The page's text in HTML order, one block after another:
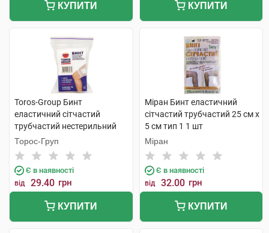
КУПИТИ КУПИТИ
Toros-Group Бинт
еластичний сітчастий
трубчастий нестерильний
25х5 см голова та стегно 1
шт
Торос-Груп
Є в наявності
від 29.40 грн
КУПИТИ
Міран Бинт еластичний
сітчастий трубчастий 25 см х
5 см тип 1 1 шт
Міран
Є в наявності
від 32.00 грн
КУПИТИ